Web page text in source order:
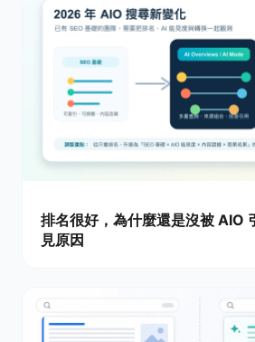
排名很好，為什麼還是沒被 AIO
見原因